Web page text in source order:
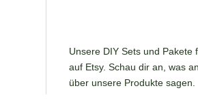
Unsere DIY Sets und Pakete
auf Etsy. Schau dir an, was
über unsere Produkte sagen.